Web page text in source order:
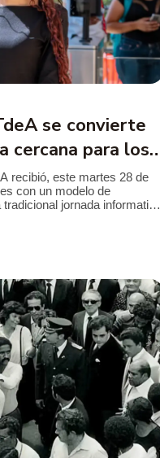
se convierte
cercana para los
recibió, este martes 28 de
con un modelo de
jornada informativa
y beneficios que